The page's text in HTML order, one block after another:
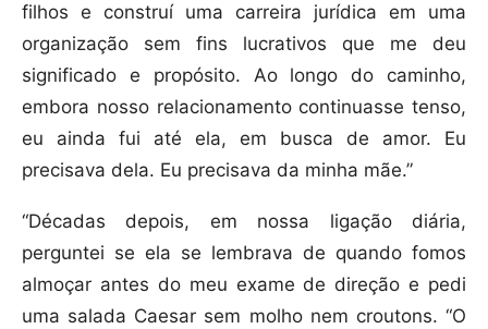
filhos e construí uma carreira jurídica em uma
organização sem fins lucrativos que me deu
significado e propósito. Ao longo do caminho,
embora nosso relacionamento continuasse tenso,
eu ainda fui até ela, em busca de amor. Eu
precisava dela. Eu precisava da minha mãe.”
“Décadas depois, em nossa ligação diária,
perguntei se ela se lembrava de quando fomos
almoçar antes do meu exame de direção e pedi
uma salada Caesar sem molho nem croutons. “O